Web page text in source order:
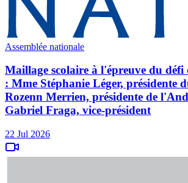
Assemblée nationale
Maillage scolaire à l'épreuve du
: Mme Stéphanie Léger, présidente
Rozenn Merrien, présidente de
Gabriel Fraga, vice-président
22 Jul 2026